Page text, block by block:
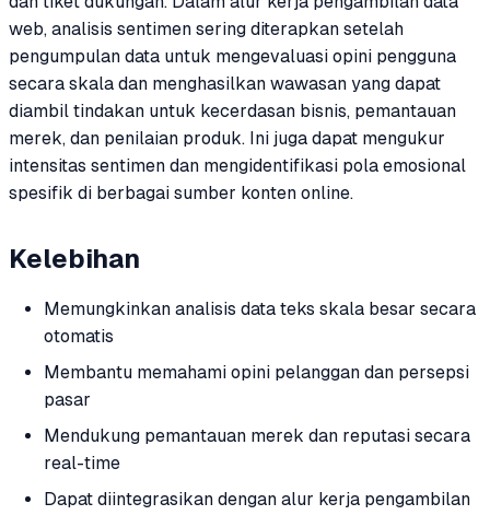
web, analisis sentimen sering diterapkan setelah
pengumpulan data untuk mengevaluasi opini pengguna
secara skala dan menghasilkan wawasan yang dapat
diambil tindakan untuk kecerdasan bisnis, pemantauan
merek, dan penilaian produk. Ini juga dapat mengukur
intensitas sentimen dan mengidentifikasi pola emosional
spesifik di berbagai sumber konten online.
Kelebihan
Memungkinkan analisis data teks skala besar secara
otomatis
Membantu memahami opini pelanggan dan persepsi
pasar
Mendukung pemantauan merek dan reputasi secara
real-time
Dapat diintegrasikan dengan alur kerja pengambilan